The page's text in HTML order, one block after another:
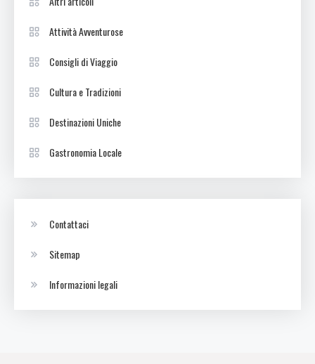
Attività Avventurose
Consigli di Viaggio
Cultura e Tradizioni
Destinazioni Uniche
Gastronomia Locale
Contattaci
Sitemap
Informazioni legali